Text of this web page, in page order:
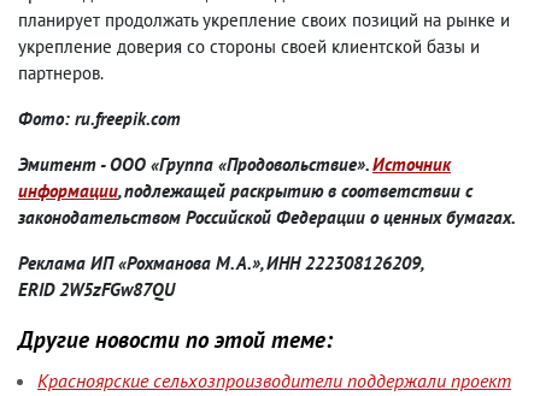
планирует продолжать укрепление своих позиций на рынке и
укрепление доверия со стороны своей клиентской базы и
партнеров.
Фото: ru.freepik.com
Эмитент - ООО «Группа «Продовольствие».Источник
информации, подлежащей раскрытию в соответствии с
законодательством Российской Федерации о ценных бумагах.
Реклама ИП «Рохманова М. А.», ИНН 222308126209,
ERID 2W5zFGw87QU
Другие новости по этой теме:
Красноярские сельхозпроизводители поддержали проект